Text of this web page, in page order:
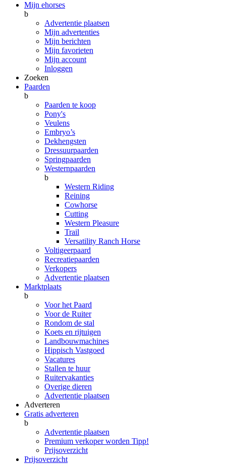
Mijn ehorses
b
Advertentie plaatsen
Mijn advertenties
Mijn berichten
Mijn favorieten
Mijn account
Inloggen
Zoeken
Paarden
b
Paarden te koop
Pony's
Veulens
Embryo’s
Dekhengsten
Dressuurpaarden
Springpaarden
Westernpaarden
b
Western Riding
Reining
Cowhorse
Cutting
Western Pleasure
Trail
Versatility Ranch Horse
Voltigeerpaard
Recreatiepaarden
Verkopers
Advertentie plaatsen
Marktplaats
b
Voor het Paard
Voor de Ruiter
Rondom de stal
Koets en rijtuigen
Landbouwmachines
Hippisch Vastgoed
Vacatures
Stallen te huur
Ruitervakanties
Overige dieren
Advertentie plaatsen
Adverteren
Gratis adverteren
b
Advertentie plaatsen
Premium verkoper worden Tipp!
Prijsoverzicht
Prijsoverzicht